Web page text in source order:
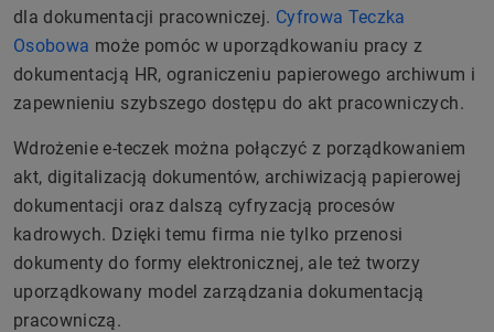
dla dokumentacji pracowniczej. Cyfrowa Teczka
Osobowa może pomóc w uporządkowaniu pracy z
dokumentacją HR, ograniczeniu papierowego archiwum i
zapewnieniu szybszego dostępu do akt pracowniczych.
Wdrożenie e-teczek można połączyć z porządkowaniem
akt, digitalizacją dokumentów, archiwizacją papierowej
dokumentacji oraz dalszą cyfryzacją procesów
kadrowych. Dzięki temu firma nie tylko przenosi
dokumenty do formy elektronicznej, ale też tworzy
uporządkowany model zarządzania dokumentacją
pracowniczą.